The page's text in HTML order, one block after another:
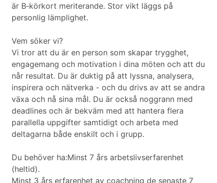
är B‐körkort meriterande. Stor vikt läggs på
personlig lämplighet.
Vem söker vi?
Vi tror att du är en person som skapar trygghet,
engagemang och motivation i dina möten och att du
når resultat. Du är duktig på att lyssna, analysera,
inspirera och nätverka - och du drivs av att se andra
växa och nå sina mål. Du är också noggrann med
deadlines och är bekväm med att hantera flera
parallella uppgifter samtidigt och arbeta med
deltagarna både enskilt och i grupp.
Du behöver ha:Minst 7 års arbetslivserfarenhet
(heltid).
Minst 3 års erfarenhet av coachning de senaste 7